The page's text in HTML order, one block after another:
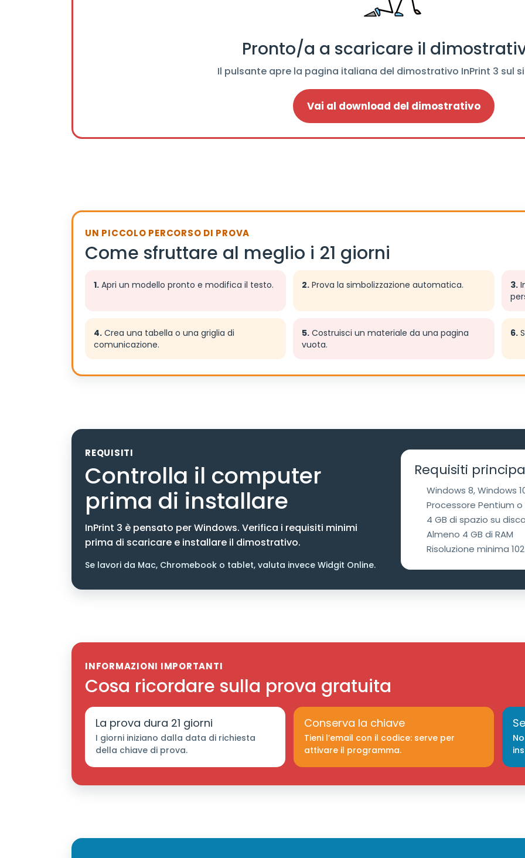
Pronto/a a scaricare il
Il pulsante apre la pagina italiana del dimostrativo InPrint 3 sul
Vai al download del dimostrativo
UN PICCOLO PERCORSO DI PROVA
Come sfruttare al meglio i 21 giorni
1. Apri un modello pronto e modifica il testo. 2. Prova la simbolizzazione automatica. 3.
4. Crea una tabella o una griglia di
comunicazione.
5. Costruisci un materiale da una pagina
vuota.
6.
REQUISITI
Controlla il computer
prima di installare
InPrint 3 è pensato per Windows. Verifica i requisiti minimi
prima di scaricare e installare il dimostrativo.
Se lavori da Mac, Chromebook o tablet, valuta invece Widgit Online.
Requisiti
Windows 8, Windows
Processore Pentium
4 GB di spazio su
Almeno 4 GB di RAM
Risoluzione minima
INFORMAZIONI IMPORTANTI
Cosa ricordare sulla prova gratuita
La prova dura 21 giorni
I giorni iniziano dalla data di richiesta
della chiave di prova.
Conserva la chiave
Tieni l’email con il codice: serve per
attivare il programma.